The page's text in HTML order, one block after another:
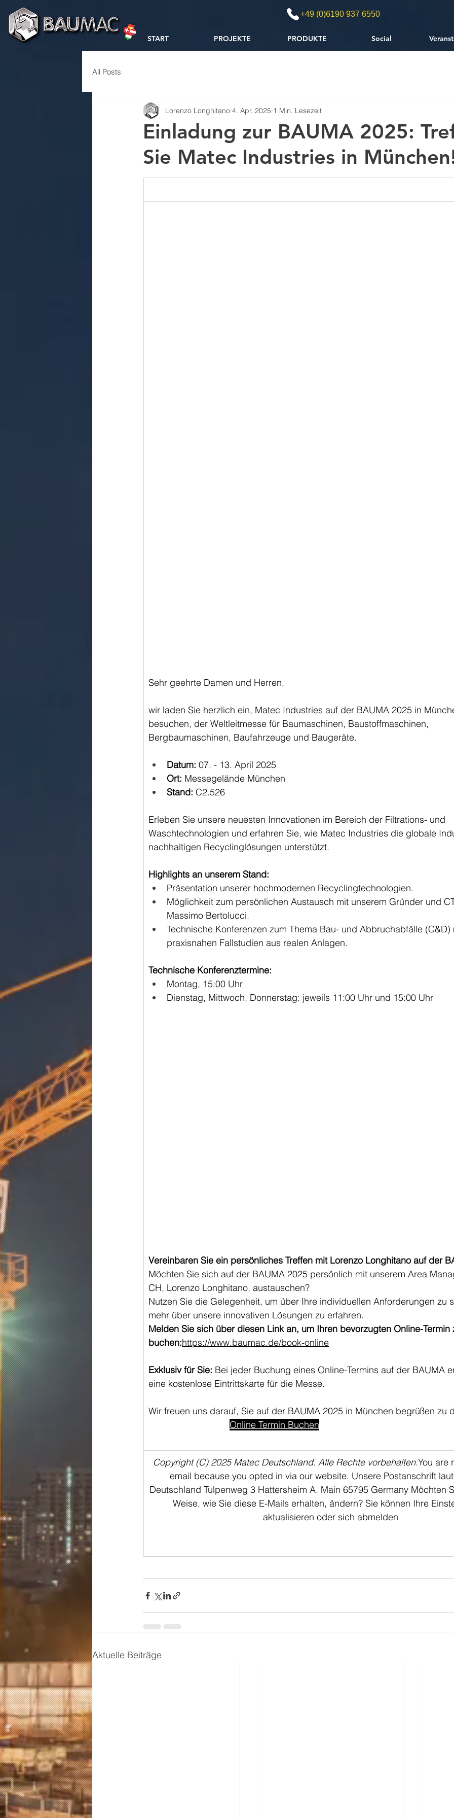
+49 (0)6190 937 6550
START PROJEKTE PRODUKTE Social
All Posts
Einladung zur BAUMA 2025:
Sie Matec Industries in
Lorenzo Longhitano 4. Apr. 2025 1 Min. Lesezeit
Sehr geehrte Damen und Herren,
wir laden Sie herzlich ein, Matec Industries auf der BAUMA 2025 in
besuchen, der Weltleitmesse für Baumaschinen, Baustoffmaschinen,
Bergbaumaschinen, Baufahrzeuge und Baugeräte.
Datum: 07. - 13. April 2025
Ort: Messegelände München
Stand: C2.526
Erleben Sie unsere neuesten Innovationen im Bereich der Filtrations- und
Waschtechnologien und erfahren Sie, wie Matec Industries die globale
nachhaltigen Recyclinglösungen unterstützt.
Highlights an unserem Stand:
Präsentation unserer hochmodernen Recyclingtechnologien.
Möglichkeit zum persönlichen Austausch mit unserem Gründer und
Massimo Bertolucci.
Technische Konferenzen zum Thema Bau- und Abbruchabfälle
praxisnahen Fallstudien aus realen Anlagen.
Technische Konferenztermine:
Montag, 15:00 Uhr
Dienstag, Mittwoch, Donnerstag: jeweils 11:00 Uhr und 15:00 Uhr
Vereinbaren Sie ein persönliches Treffen mit Lorenzo Longhitano auf der
Möchten Sie sich auf der BAUMA 2025 persönlich mit unserem Area
CH, Lorenzo Longhitano, austauschen?
Nutzen Sie die Gelegenheit, um über Ihre individuellen Anforderungen zu
mehr über unsere innovativen Lösungen zu erfahren.
Melden Sie sich über diesen Link an, um Ihren bevorzugten Online-
buchen:https://www.baumac.de/book-online
Exklusiv für Sie: Bei jeder Buchung eines Online-Termins auf der BAUMA
eine kostenlose Eintrittskarte für die Messe.
Wir freuen uns darauf, Sie auf der BAUMA 2025 in München
Online Termin Buchen
Copyright (C) 2025 Matec Deutschland. Alle Rechte vorbehalten.You are
email because you opted in via our website. Unsere Postanschrift
Deutschland Tulpenweg 3 Hattersheim A. Main 65795 Germany Möchten
Weise, wie Sie diese E-Mails erhalten, ändern? Sie können Ihre
aktualisieren oder sich abmelden
Aktuelle Beiträge